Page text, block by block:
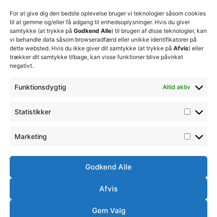
For at give dig den bedste oplevelse bruger vi teknologier såsom cookies
til at gemme og/eller få adgang til enhedsoplysninger. Hvis du giver
samtykke (at trykke på Godkend Alle) til brugen af disse teknologier, kan
vi behandle data såsom browseradfærd eller unikke identifikatorer på
dette websted. Hvis du ikke giver dit samtykke (at trykke på Afvis) eller
trækker dit samtykke tilbage, kan visse funktioner blive påvirket
negativt.
Funktionsdygtig Altid aktiv
Statistikker
Marketing
Godkend Alle
Afvis
Gem Valg
99 19
19
Trænerteamet
Erhverv
Club 500
for at
sikre
klubbens
fremtid
15. juli 2026
𝘀𝗽𝗶𝗹𝗹𝗲𝗿
17. april 2026
Velkommen
til Emilie
7. februar
Thisted
HandelsbetingelserOrdensreglement